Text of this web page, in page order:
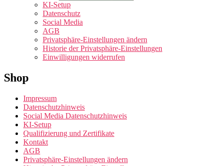
KI-Setup
Datenschutz
Social Media
AGB
Privatsphäre-Einstellungen ändern
Historie der Privatsphäre-Einstellungen
Einwilligungen widerrufen
Shop
Impressum
Datenschutzhinweis
Social Media Datenschutzhinweis
KI-Setup
Qualifizierung und Zertifikate
Kontakt
AGB
Privatsphäre-Einstellungen ändern